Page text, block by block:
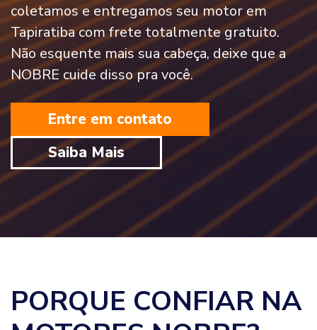
coletamos e entregamos seu motor em
Tapiratiba com frete totalmente gratuito.
Não esquente mais sua cabeça, deixe que a
NOBRE cuide disso pra você.
Entre em contato
Saiba Mais
PORQUE CONFIAR NA